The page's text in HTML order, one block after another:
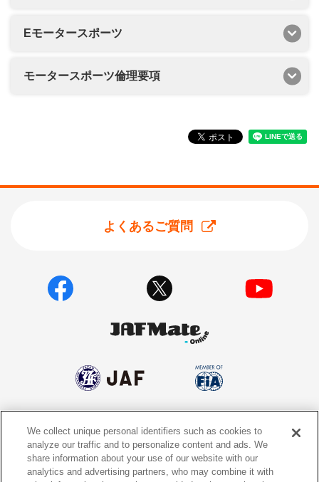
Eモータースポーツ
モータースポーツ倫理要項
よくあるご質問
個人情報保護方針 個人情報の取り扱いについて
サイトポリシー ソーシャルメディア利用規約
We collect unique personal identifiers such as cookies to
analyze our traffic and to personalize content and ads. We
share information about your use of our website with our
analytics and advertising partners, who may combine it with